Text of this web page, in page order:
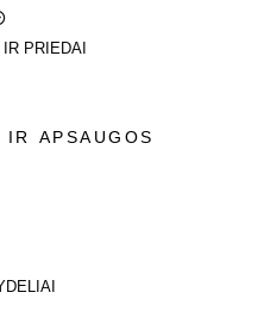
PRIEDAI
IR APSAUGOS